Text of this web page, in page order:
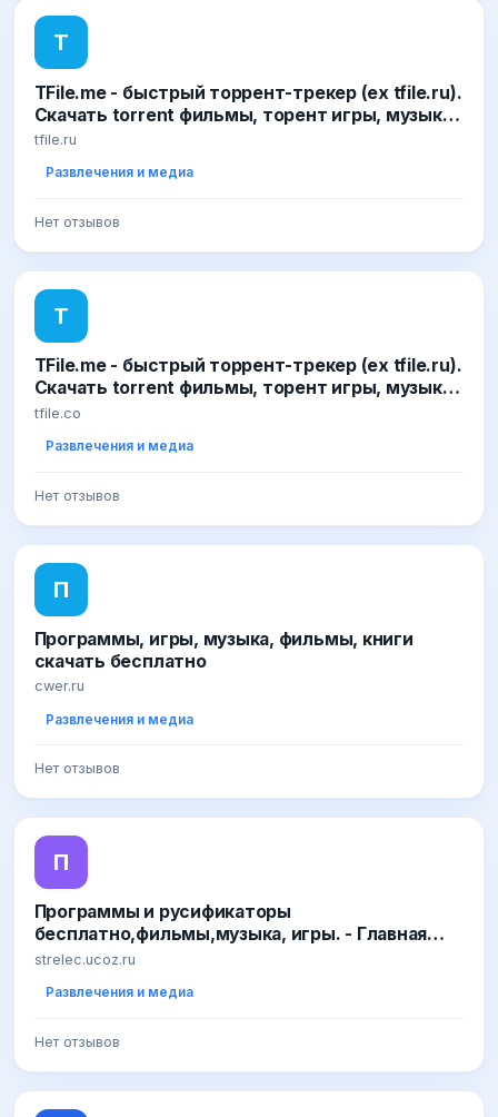
T
TFile.me - быстрый торрент-трекер (ex tfile.ru).
Скачать torrent фильмы, торент игры, музыку,
бесплатно и без регистрации
tfile.ru
Развлечения и медиа
Нет отзывов
T
TFile.me - быстрый торрент-трекер (ex tfile.ru).
Скачать torrent фильмы, торент игры, музыку,
бесплатно и без регистрации
tfile.co
Развлечения и медиа
Нет отзывов
П
Программы, игры, музыка, фильмы, книги
скачать бесплатно
cwer.ru
Развлечения и медиа
Нет отзывов
П
Программы и русификаторы
бесплатно,фильмы,музыка, игры. - Главная
страница
strelec.ucoz.ru
Развлечения и медиа
Нет отзывов